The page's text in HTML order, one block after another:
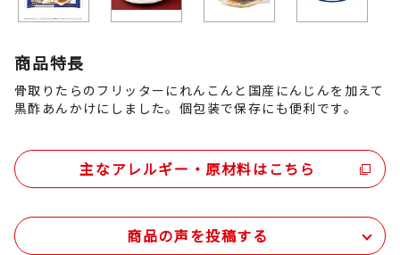
商品特長
骨取りたらのフリッターにれんこんと国産にんじんを加えて
黒酢あんかけにしました。個包装で保存にも便利です。
主なアレルギー・原材料はこちら
商品の声を投稿する